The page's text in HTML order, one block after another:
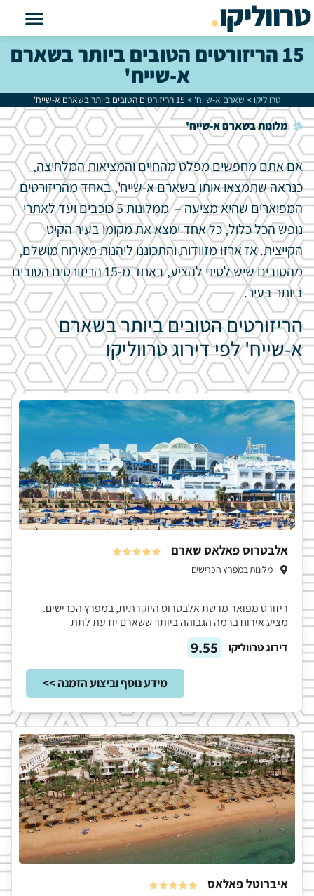
טרווליקו.
15 הריזורטים הטובים ביותר בשארם
א-שייח'
טרווליקו > שארם א-שייח' > 15 הריזורטים הטובים ביותר בשארם א-שייח'
מלונות בשארם א-שייח'
אם אתם מחפשים מפלט מהחיים והמציאות המלחיצה,
כנראה שתמצאו אותו בשארם א-שייח', באחד מהריזורטים
המפוארים שהיא מציעה – ממלונות 5 כוכבים ועד לאתרי
נופש הכל כלול, כל אחד ימצא את מקומו בעיר הקיט
הקייצית. אז ארזו מזוודות והתכוננו ליהנות מאירוח מושלם,
מהטובים שיש לסיני להציע, באחד מ-15 הריזורטים הטובים
ביותר בעיר.
הריזורטים הטובים ביותר בשארם
א-שייח' לפי דירוג טרווליקו
אלבטרוס פאלאס שארם 




מלונות במפרץ הכרישים
ריזורט מפואר מרשת אלבטרוס היוקרתית, במפרץ הכרישים.
מציע אירוח ברמה הגבוהה ביותר ששארם יודעת לתת
דירוג טרווליקו
9.55
מידע נוסף וביצוע הזמנה >>
איברוטל פאלאס 



